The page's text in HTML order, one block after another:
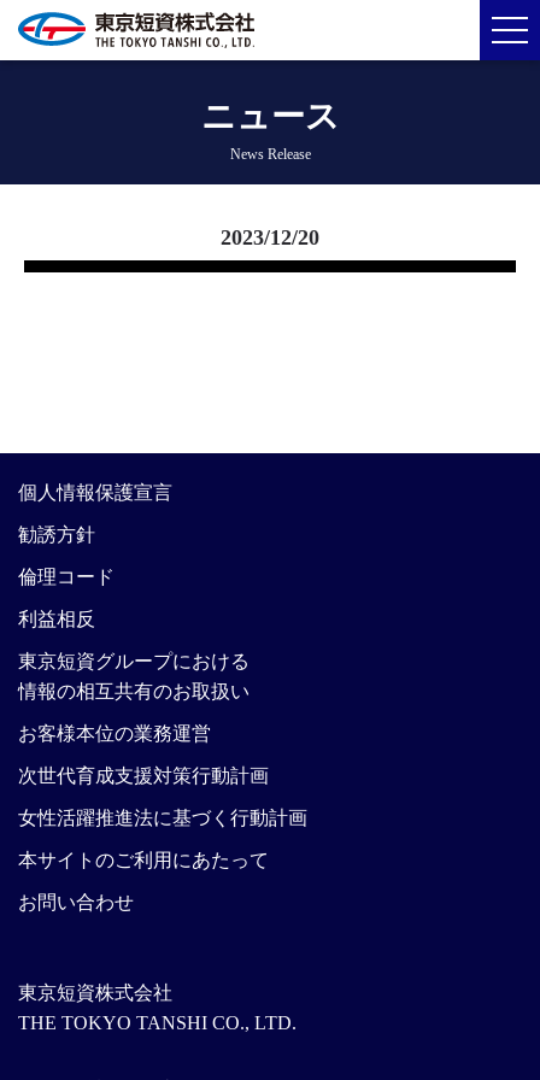
ニュース
News Release
2023/12/20
東京短資株式会社
THE TOKYO TANSHI CO., LTD.
個人情報保護宣言
勧誘方針
倫理コード
利益相反
東京短資グループにおける
情報の相互共有のお取扱い
お客様本位の業務運営
次世代育成支援対策行動計画
女性活躍推進法に基づく行動計画
本サイトのご利用にあたって
お問い合わせ